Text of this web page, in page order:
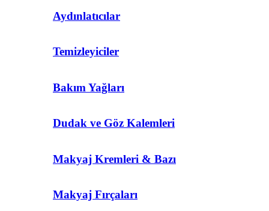
Aydınlatıcılar
Temizleyiciler
Bakım Yağları
Dudak ve Göz Kalemleri
Makyaj Kremleri & Bazı
Makyaj Fırçaları